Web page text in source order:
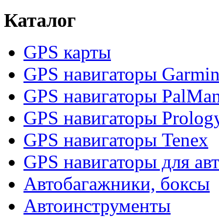
Каталог
GPS карты
GPS навигаторы
GPS навигаторы
GPS навигаторы
GPS навигаторы Tenex
GPS навигаторы для
Автобагажники, боксы
Автоинструменты